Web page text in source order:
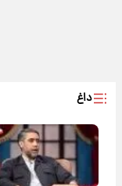
داغ